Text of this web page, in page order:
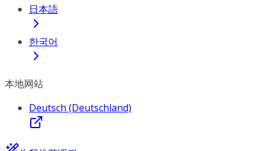
日本語
한국어
本地网站
Deutsch (Deutschland)